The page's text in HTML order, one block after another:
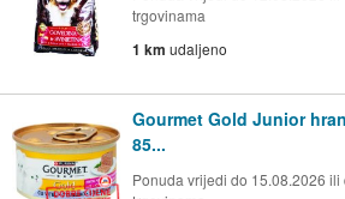
trgovinama
1 km udaljeno
Gourmet Gold Junior
85...
Ponuda vrijedi do 15.08.2026 ili